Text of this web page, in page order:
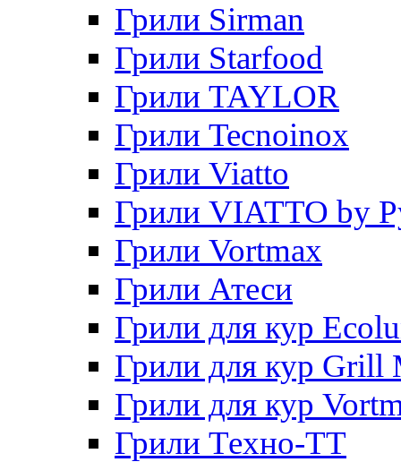
Грили Sirman
Грили Starfood
Грили TAYLOR
Грили Tecnoinox
Грили Viatto
Грили VIATTO by
Грили Vortmax
Грили Атеси
Грили для кур
Грили для кур Grill
Грили для кур
Грили Техно-ТТ